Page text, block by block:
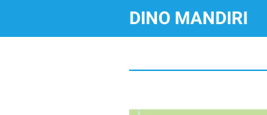
DINO MANDIRI